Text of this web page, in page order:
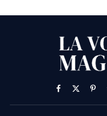
Facebook
X
(Twitter)